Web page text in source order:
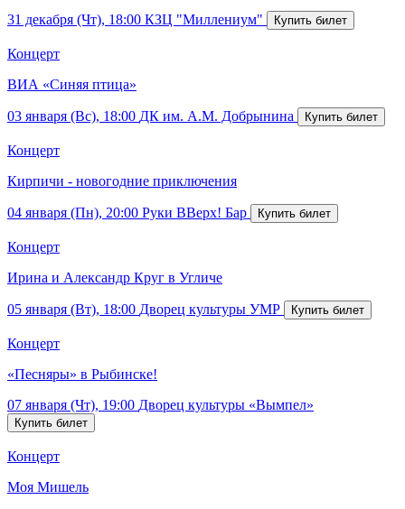
31 декабря (Чт), 18:00 КЗЦ "Миллениум"
Концерт
ВИА «Синяя птица»
03 января (Вс), 18:00 ДК им. А.М. Добрынина
Концерт
Кирпичи - новогодние приключения
04 января (Пн), 20:00 Руки ВВерх! Бар
Концерт
Ирина и Александр Круг в Угличе
05 января (Вт), 18:00 Дворец культуры УМР
Концерт
«Песняры» в Рыбинске!
07 января (Чт), 19:00 Дворец культуры «Вымпел»
Концерт
Моя Мишель